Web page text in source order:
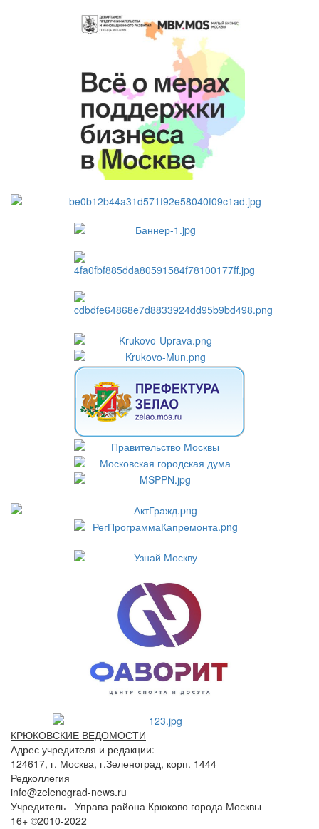
КРЮКОВСКИЕ ВЕДОМОСТИ
Адрес учредителя и редакции:
124617, г. Москва, г.Зеленоград, корп. 1444
Редколлегия
info@zelenograd-news.ru
Учредитель - Управа района Крюково города Москвы
16+ ©2010-2022